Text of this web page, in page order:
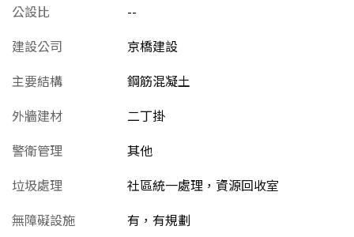
公設比
--
建設公司
京橋建設
主要結構
鋼筋混凝土
外牆建材
二丁掛
警衛管理
其他
垃圾處理
社區統一處理，資源回收室
無障礙設施
有，有規劃